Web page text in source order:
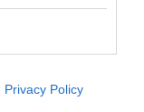
Privacy Policy